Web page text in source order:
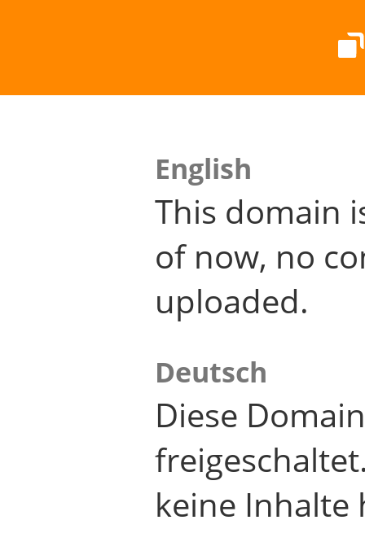
English
This domain
of now, no
uploaded.
Deutsch
Diese
keine Inhalte